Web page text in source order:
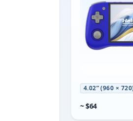
4.02” (960 ×
~ $64